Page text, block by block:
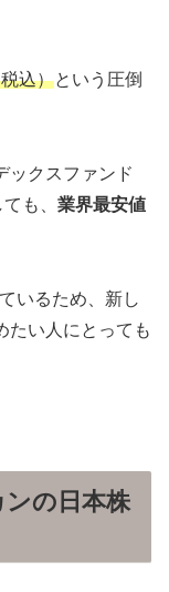
込）という圧倒
ックスファンド
も、 業界最安値
いるため、新し
たい人にとっても
の日本株